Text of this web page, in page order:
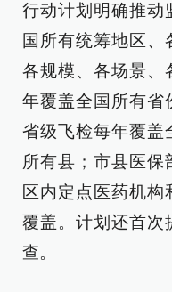
行动计划明确推动
国所有统筹地区、
各规模、各场景、
年覆盖全国所有省
省级飞检每年覆盖
所有县；市县医保
区内定点医药机
覆盖。计划还首次
查。